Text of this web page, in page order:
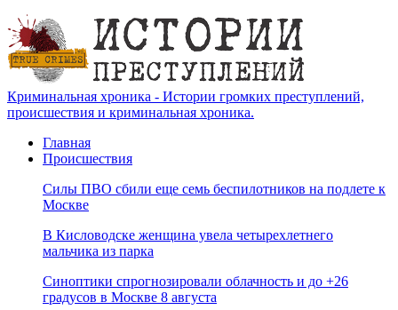
Криминальная хроника - Истории громких преступлений,
происшествия и криминальная хроника.
Главная
Происшествия
Силы ПВО сбили еще семь беспилотников на подлете к
Москве
В Кисловодске женщина увела четырехлетнего
мальчика из парка
Синоптики спрогнозировали облачность и до +26
градусов в Москве 8 августа